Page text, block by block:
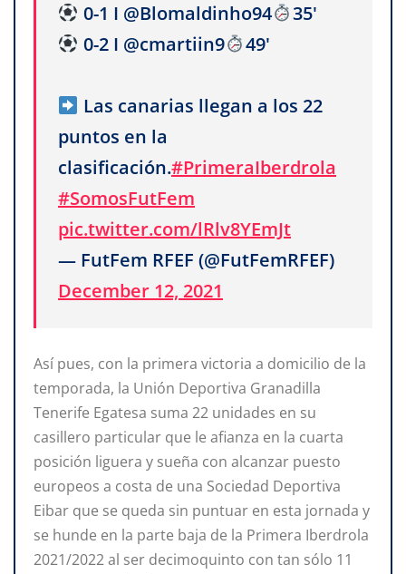
0-1 I @Blomaldinho94
35'
0-2 I @cmartiin9
49'
Las canarias llegan a los 22
puntos en la
clasificación.#PrimeraIberdrola
#SomosFutFem
pic.twitter.com/lRlv8YEmJt
— FutFem RFEF (@FutFemRFEF)
December 12, 2021
Así pues, con la primera victoria a domicilio de la
temporada, la Unión Deportiva Granadilla
Tenerife Egatesa suma 22 unidades en su
casillero particular que le afianza en la cuarta
posición liguera y sueña con alcanzar puesto
europeos a costa de una Sociedad Deportiva
Eibar que se queda sin puntuar en esta jornada y
se hunde en la parte baja de la Primera Iberdrola
2021/2022 al ser decimoquinto con tan sólo 11